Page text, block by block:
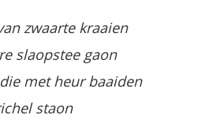
zwaarte kraaien
slaopstee gaon
met heur baaiden
staon